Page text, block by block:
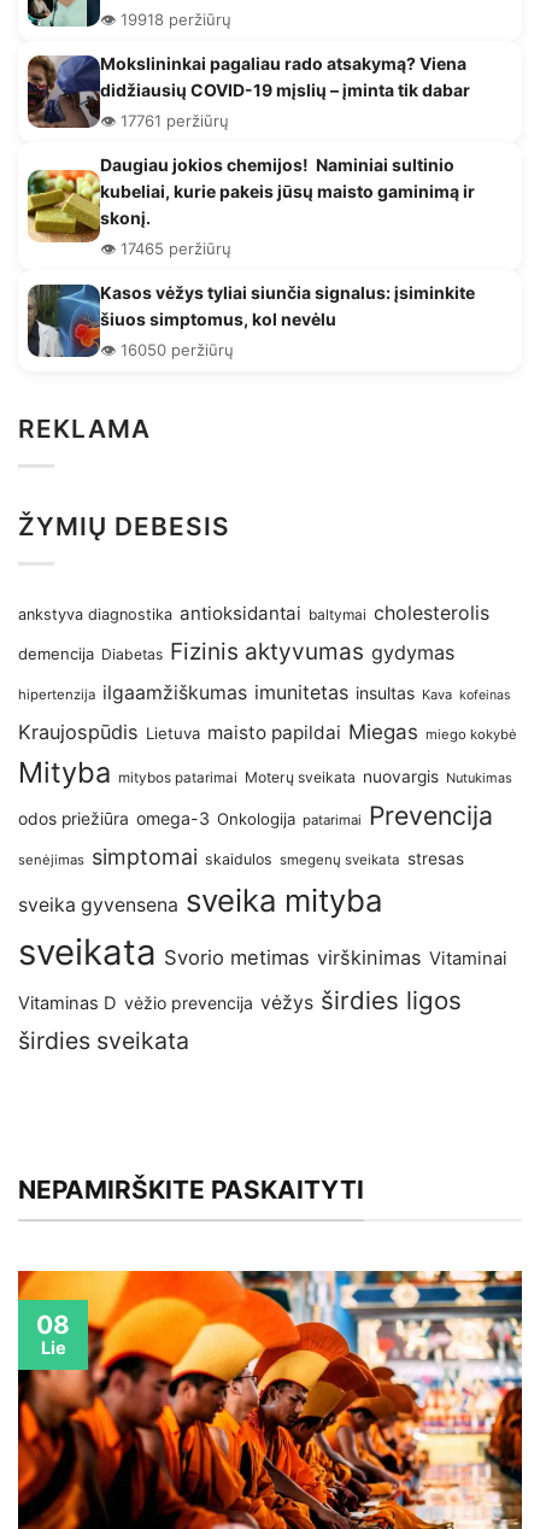
👁️ 19918 peržiūrų
Mokslininkai pagaliau rado atsakymą? Viena
didžiausių COVID-19 mįslių – įminta tik dabar
👁️ 17761 peržiūrų
Daugiau jokios chemijos! Naminiai sultinio
kubeliai, kurie pakeis jūsų maisto gaminimą ir
skonį.
👁️ 17465 peržiūrų
Kasos vėžys tyliai siunčia signalus: įsiminkite
šiuos simptomus, kol nevėlu
👁️ 16050 peržiūrų
REKLAMA
ŽYMIŲ DEBESIS
ankstyva diagnostika antioksidantai baltymai cholesterolis
demencija Diabetas Fizinis aktyvumas gydymas
hipertenzija ilgaamžiškumas imunitetas insultas Kava kofeinas
Kraujospūdis Lietuva maisto papildai Miegas miego kokybė
Mityba mitybos patarimai Moterų sveikata nuovargis Nutukimas
odos priežiūra omega-3 Onkologija patarimai Prevencija
senėjimas simptomai skaidulos smegenų sveikata stresas
sveika gyvensena sveika mityba
sveikata Svorio metimas virškinimas Vitaminai
Vitaminas D vėžio prevencija vėžys širdies ligos
širdies sveikata
NEPAMIRŠKITE PASKAITYTI
08
Lie